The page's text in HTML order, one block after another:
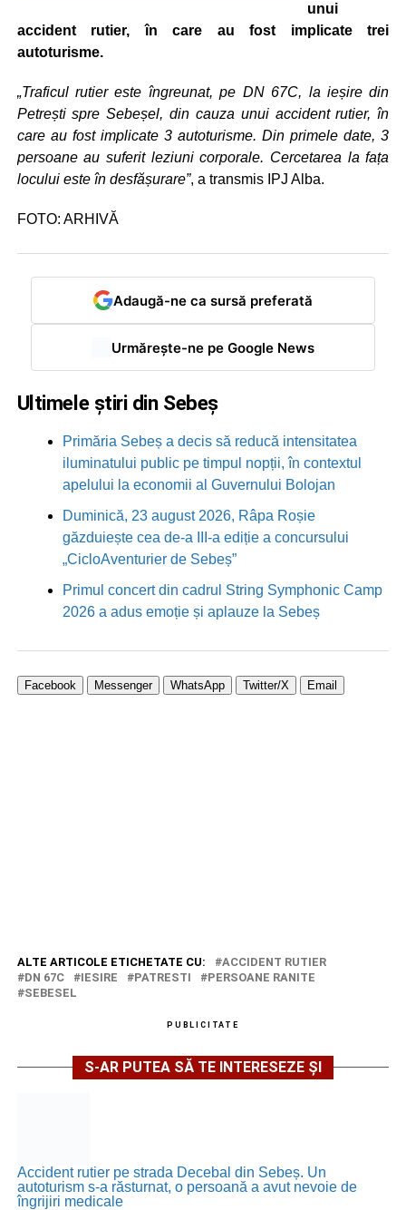
unui
accident rutier, în care au fost implicate trei
autoturisme.
„Traficul rutier este îngreunat, pe DN 67C, la ieșire din
Petrești spre Sebeșel, din cauza unui accident rutier, în
care au fost implicate 3 autoturisme. Din primele date, 3
persoane au suferit leziuni corporale. Cercetarea la fața
locului este în desfășurare”, a transmis IPJ Alba.
FOTO: ARHIVĂ
Adaugă-ne ca sursă preferată
Urmărește-ne pe Google News
Ultimele știri din Sebeș
Primăria Sebeș a decis să reducă intensitatea
iluminatului public pe timpul nopții, în contextul
apelului la economii al Guvernului Bolojan
Duminică, 23 august 2026, Râpa Roșie
găzduiește cea de-a III-a ediție a concursului
„CicloAventurier de Sebeș”
Primul concert din cadrul String Symphonic Camp
2026 a adus emoție și aplauze la Sebeș
Facebook Messenger WhatsApp Twitter/X Email
ALTE ARTICOLE ETICHETATE CU:
ACCIDENT RUTIER
DN 67C
IESIRE PATRESTI
PERSOANE RANITE
SEBESEL
PUBLICITATE
S-AR PUTEA SĂ TE INTERESEZE ȘI
Accident rutier pe strada Decebal din Sebeș. Un
autoturism s-a răsturnat, o persoană a avut nevoie de
îngrijiri medicale